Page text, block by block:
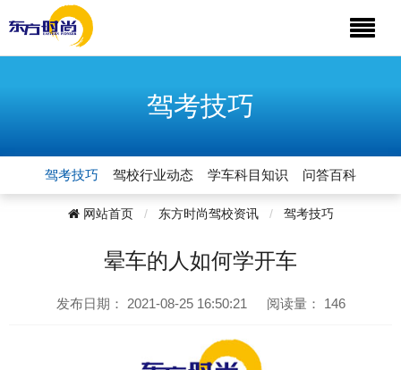
驾考技巧
驾考技巧 驾校行业动态 学车科目知识 问答百科
网站首页 东方时尚驾校资讯 驾考技巧
晕车的人如何学开车
发布日期： 2021-08-25 16:50:21 阅读量： 146